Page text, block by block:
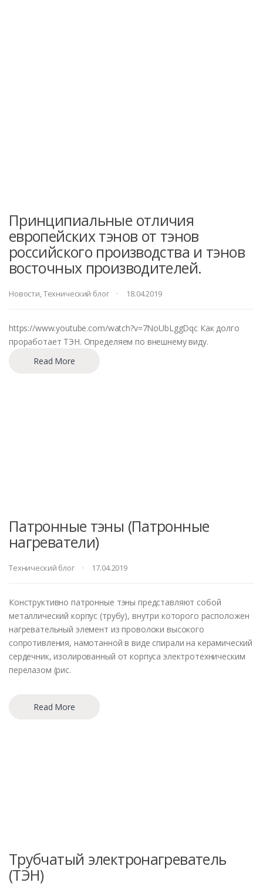
Принципиальные отличия
европейских тэнов от тэнов
российского производства и тэнов
восточных производителей.
Новости,Технический блог 18.04.2019
https://www.youtube.com/watch?v=7NoUbLggDqc Как долго
проработает ТЭН. Определяем по внешнему виду.
Read More
Патронные тэны (Патронные
нагреватели)
Технический блог 17.04.2019
Конструктивно патронные тэны представляют собой
металлический корпус (трубу), внутри которого расположен
нагревательный элемент из проволоки высокого
сопротивления, намотанной в виде спирали на керамический
сердечник, изолированный от корпуса электротехническим
перелазом (рис.
Read More
Трубчатый электронагреватель
(ТЭН)